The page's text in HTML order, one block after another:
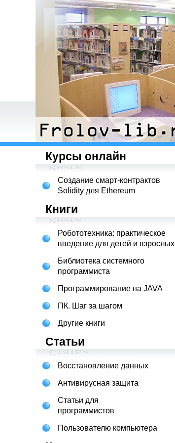
Курсы онлайн
Создание смарт-контрактов
Solidity для Ethereum
Книги
Робототехника: практическое
введение для детей и взрослых
Библиотека системного
программиста
Программирование на JAVA
ПК. Шаг за шагом
Другие книги
Статьи
Восстановление данных
Антивирусная защита
Статьи для
программистов
Пользователю компьютера